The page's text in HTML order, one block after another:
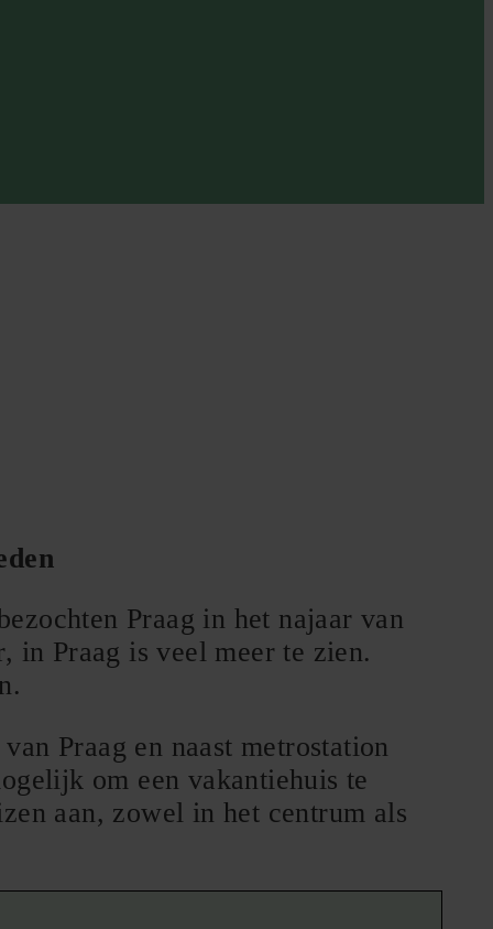
Praag in het najaar van
in Praag is veel meer te zien.
Praag en naast metrostation
om een vakantiehuis te
aan, zowel in het centrum als